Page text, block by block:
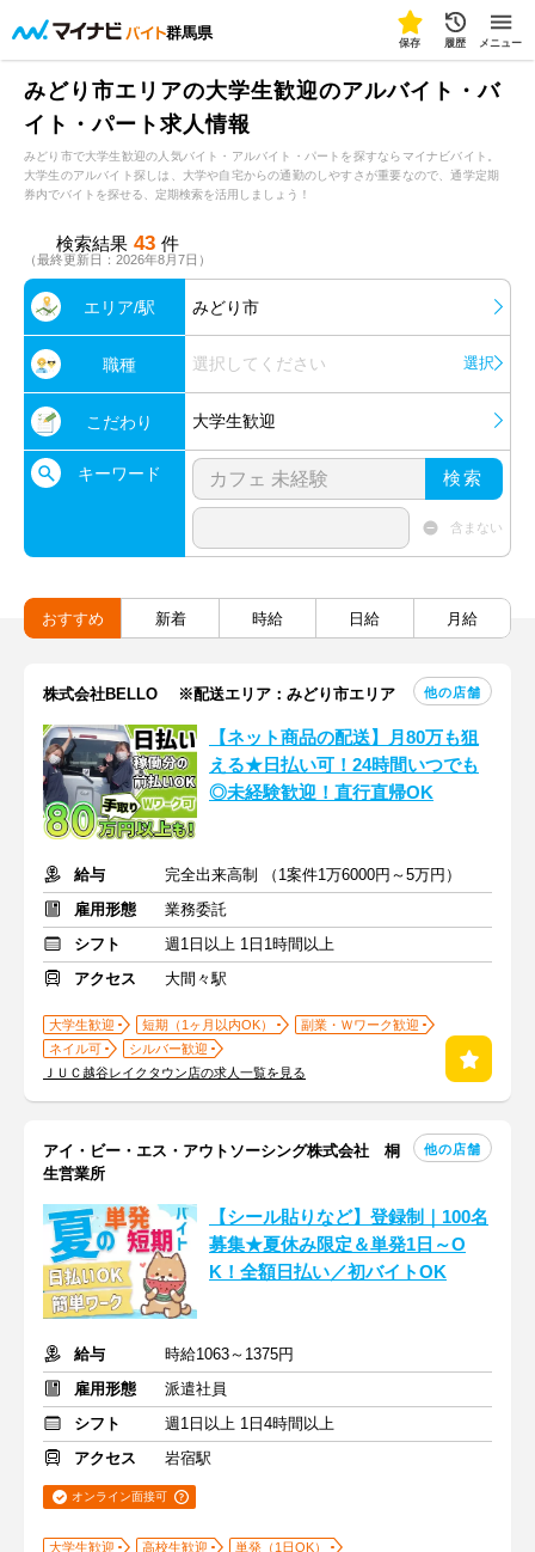
群馬県
保存 履歴 メニュー
みどり市エリアの大学生歓迎のアルバイト・バ
イト・パート求人情報
みどり市で大学生歓迎の人気バイト・アルバイト・パートを探すならマイナビバイト。
大学生のアルバイト探しは、大学や自宅からの通勤のしやすさが重要なので、通学定期
券内でバイトを探せる、定期検索を活用しましょう！
検索結果 43 件
（最終更新日：2026年8月7日）
エリア/駅 みどり市
職種 選択してください 選択
こだわり 大学生歓迎
キーワード 検索
含まない
おすすめ 新着 時給 日給 月給
株式会社BELLO ※配送エリア：みどり市エリア 他の店舗
【ネット商品の配送】月80万も狙
える★日払い可！24時間いつでも
◎未経験歓迎！直行直帰OK
給与
完全出来高制 （1案件1万6000円～5万円）
雇用形態
業務委託
シフト
週1日以上 1日1時間以上
アクセス
大間々駅
大学生歓迎 短期（1ヶ月以内OK）
副業・Ｗワーク歓迎
ネイル可
シルバー歓迎
ＪＵＣ越谷レイクタウン店の求人一覧を見る
アイ・ビー・エス・アウトソーシング株式会社 桐
生営業所
他の店舗
【シール貼りなど】登録制｜100名
募集★夏休み限定＆単発1日～O
K！全額日払い／初バイトOK
給与
時給1063～1375円
雇用形態
派遣社員
シフト
週1日以上 1日4時間以上
アクセス
岩宿駅
オンライン面接可
大学生歓迎 高校生歓迎
単発（1日OK）